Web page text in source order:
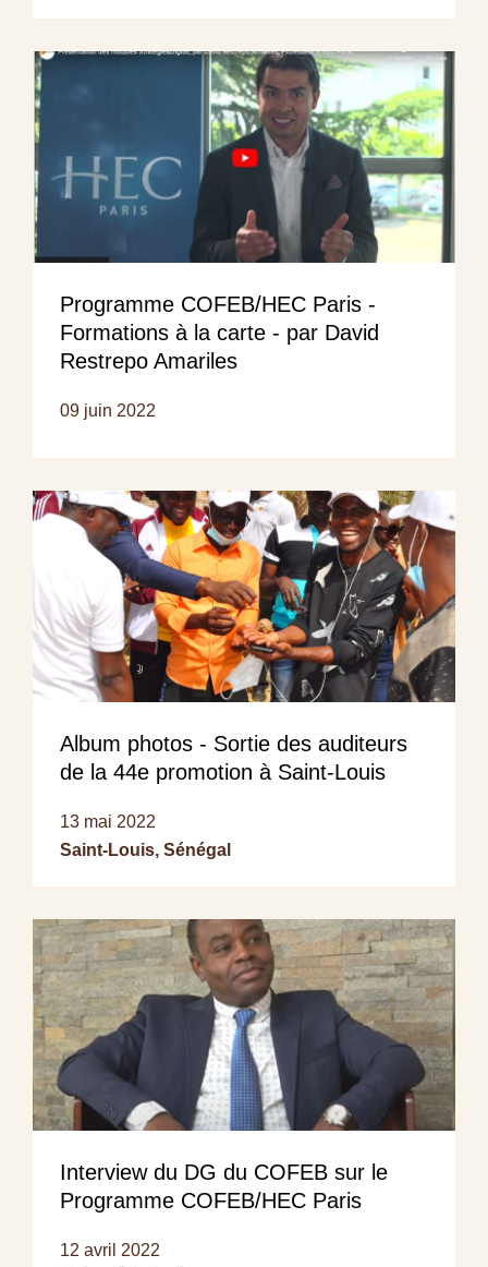
Programme COFEB/HEC Paris -
Formations à la carte - par David
Restrepo Amariles
09 juin 2022
Album photos - Sortie des auditeurs
de la 44e promotion à Saint-Louis
13 mai 2022
Saint-Louis, Sénégal
Interview du DG du COFEB sur le
Programme COFEB/HEC Paris
12 avril 2022